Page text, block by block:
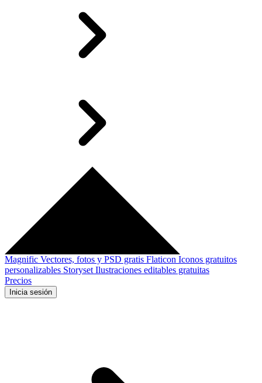
Magnific Vectores, fotos y PSD gratis Flaticon Iconos gratuitos
personalizables Storyset Ilustraciones editables gratuitas
Precios
Inicia sesión